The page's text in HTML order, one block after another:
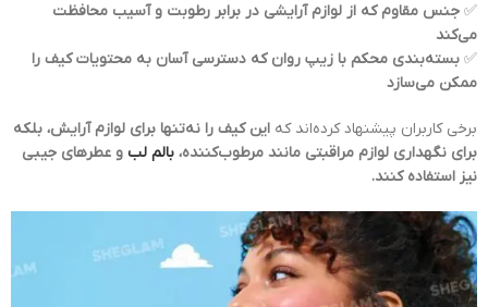
✅ جنس مقاوم که از لوازم آرایشی در برابر رطوبت و آسیب محافظت
می‌کند
✅ بسته‌بندی محکم با زیپ روان که دسترسی آسان به محتویات کیف را
ممکن می‌سازد
برخی کاربران پیشنهاد کرده‌اند که این کیف را نه‌تنها برای لوازم آرایش، بلکه
برای نگهداری لوازم مراقبتی مانند مرطوب‌کننده، بالم لب و عطرهای جیبی
نیز استفاده کنند.